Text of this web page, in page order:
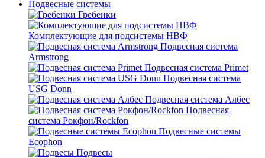
Подвесные системы
Гребенки
Комплектующие для подсистемы НВФ
Подвесная система
Armstrong
Подвесная система Primet
Подвесная система
USG Donn
Подвесная система Албес
Подвесная
система Рокфон/Rockfon
Подвесные системы
Ecophon
Подвесы